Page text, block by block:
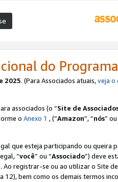
do
2025. (Para Associados atuais,veja o
associados (o “Site de
o Anexo 1 , (“Amazon”, “nós”
que esteja participando ou queira
“você” ou “Associado”) deve
Ao registrar-se ou ao utilizar o Site
12), bem como os demais termos